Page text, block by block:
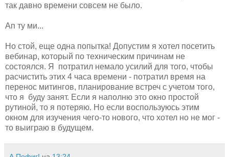
так давно времени совсем не было.
Ап ту ми...
Но стой, еще одна попытка! Допустим я хотел посетить
вебинар, который по техническим причинам не
состоялся. Я потратил немало усилий для того, чтобы
расчистить этих 4 часа времени - потратил время на
перенос митингов, планирование встреч с учетом того,
что я буду занят. Если я наполню это окно простой
рутиной, то я потеряю. Но если воспользуюсь этим
окном для изучения чего-то нового, что хотел но не мог -
то выиграю в будущем.